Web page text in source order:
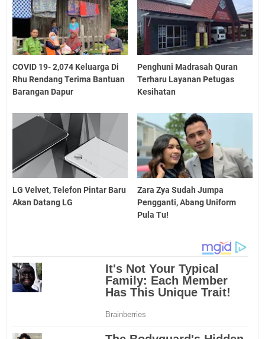
COVID 19- 2,074 Keluarga Di
Rhu Rendang Terima Bantuan
Barangan Dapur
Penghuni Madrasah Quran
Terharu Layanan Petugas
Kesihatan
LG Velvet, Telefon Pintar Baru
Akan Datang LG
Zara Zya Sudah Jumpa
Pengganti, Abang Uniform
Pula Tu!